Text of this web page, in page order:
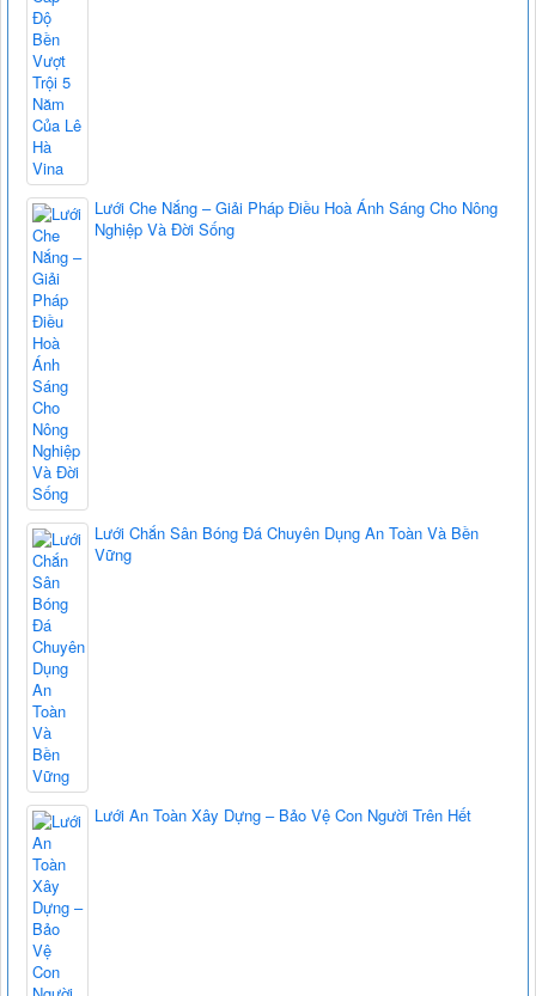
Lưới Che Nắng – Giải Pháp Điều Hoà Ánh Sáng Cho Nông
Nghiệp Và Đời Sống
Lưới Chắn Sân Bóng Đá Chuyên Dụng An Toàn Và Bền
Vững
Lưới An Toàn Xây Dựng – Bảo Vệ Con Người Trên Hết